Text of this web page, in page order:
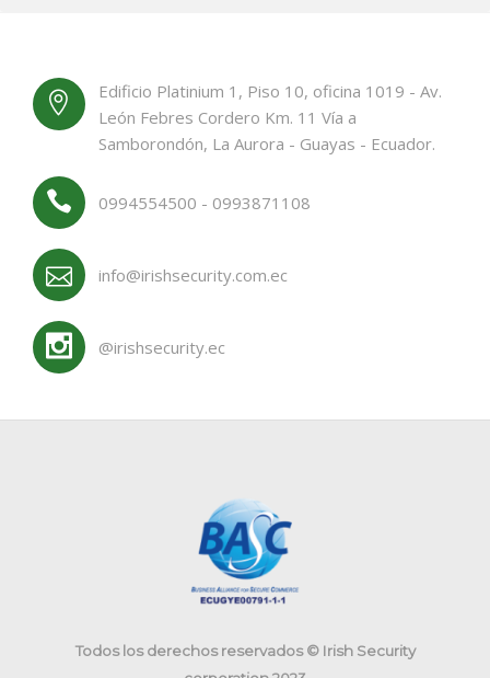
Edificio Platinium 1, Piso 10, oficina 1019 - Av.
León Febres Cordero Km. 11 Vía a
Samborondón, La Aurora - Guayas - Ecuador.
0994554500 - 0993871108
info@irishsecurity.com.ec
@irishsecurity.ec
Todos los derechos reservados © Irish Security